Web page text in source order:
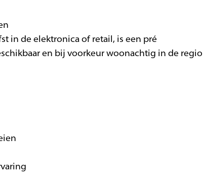
in de elektronica of retail, is een pré
en bij voorkeur woonachtig in de regio